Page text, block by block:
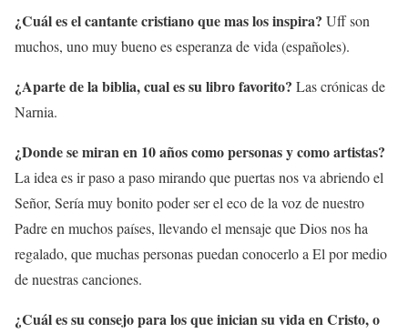
¿Cuál es el cantante cristiano que mas los inspira? Uff son
muchos, uno muy bueno es esperanza de vida (españoles).
¿Aparte de la biblia, cual es su libro favorito? Las crónicas de
Narnia.
¿Donde se miran en 10 años como personas y como artistas?
La idea es ir paso a paso mirando que puertas nos va abriendo el
Señor, Sería muy bonito poder ser el eco de la voz de nuestro
Padre en muchos países, llevando el mensaje que Dios nos ha
regalado, que muchas personas puedan conocerlo a El por medio
de nuestras canciones.
¿Cuál es su consejo para los que inician su vida en Cristo, o